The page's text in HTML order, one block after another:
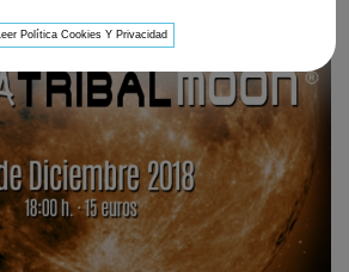
Leer Política Cookies Y Privacidad